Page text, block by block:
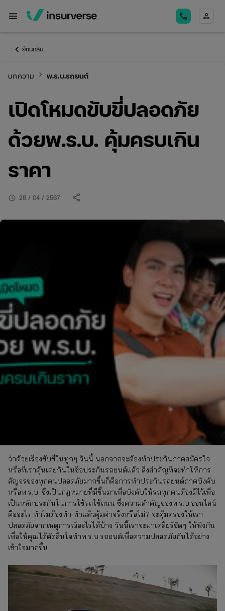
menu call person
keyboard_arrow_left ย้อนกลับ
บทความ keyboard_arrow_right พ.ร.บ.รถยนต์
เปิดโหมดขับขี่ปลอดภัย
ด้วยพ.ร.บ. คุ้มครบเกิน
ราคา
schedule 28 / 04 / 2567 share
ว่าด้วยเรื่องขับขี่ในทุกๆ วันนี้ นอกจากจะต้องทำประกันภาคสมัครใจ
หรือที่เราคุ้นเคยกันในชื่อประกันรถยนต์แล้ว สิ่งสำคัญที่จะทำให้การ
สัญจรของทุกคนปลอดภัยมากขึ้นก็คือการทำประกันรถยนต์ภาคบังคับ
หรือพ.ร.บ. ซึ่งเป็นกฎหมายที่มีขึ้นมาเพื่อบังคับให้รถทุกคนต้องมีไว้เพื่อ
เป็นหลักประกันในการใช้รถใช้ถนน ซึ่งความสำคัญของพ.ร.บ.ออนไลน์
คืออะไร ทำไมต้องทำ ทำแล้วคุ้มค่าจริงหรือไม่? จะคุ้มครองให้เรา
ปลอดภัยจากเหตุการณ์อะไรได้บ้าง วันนี้เราจะมาเคลียร์ชัดๆ ให้ฟังกัน
เพื่อให้คุณได้ตัดสินใจทำพ.ร.บ.รถยนต์เพื่อความปลอดภัยกันได้อย่าง
เข้าใจมากขึ้น